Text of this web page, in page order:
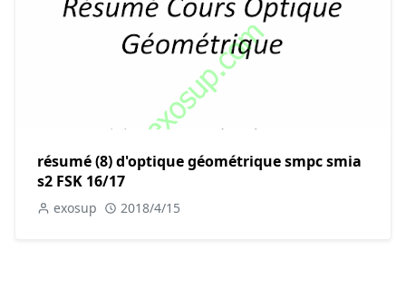
résumé (8) d'optique géométrique smpc smia
s2 FSK 16/17
exosup 2018/4/15